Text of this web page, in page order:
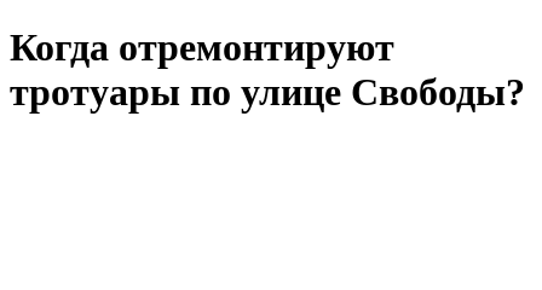
Когда отремонтируют
тротуары по улице Свободы?